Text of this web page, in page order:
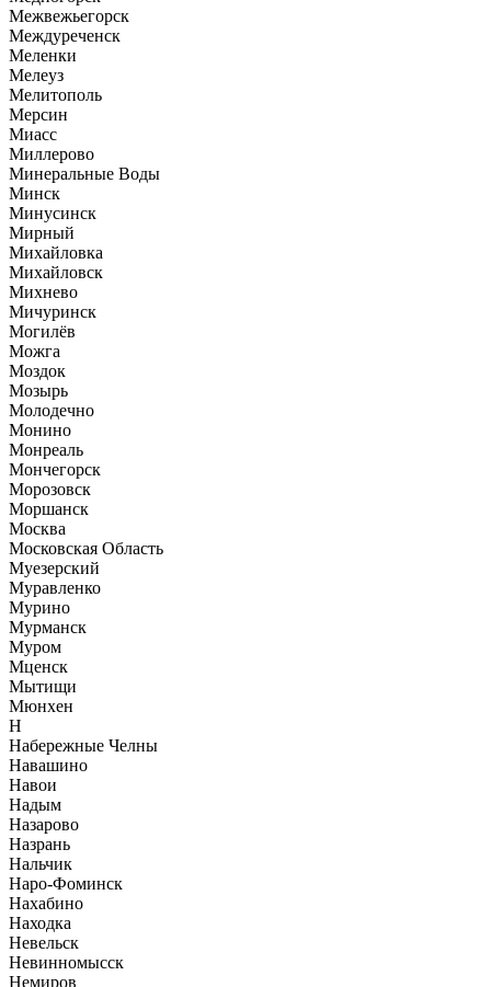
Межвежьегорск
Междуреченск
Меленки
Мелеуз
Мелитополь
Мерсин
Миасс
Миллерово
Минеральные Воды
Минск
Минусинск
Мирный
Михайловка
Михайловск
Михнево
Мичуринск
Могилёв
Можга
Моздок
Мозырь
Молодечно
Монино
Монреаль
Мончегорск
Морозовск
Моршанск
Москва
Московская Область
Муезерский
Муравленко
Мурино
Мурманск
Муром
Мценск
Мытищи
Мюнхен
Н
Набережные Челны
Навашино
Навои
Надым
Назарово
Назрань
Нальчик
Наро-Фоминск
Нахабино
Находка
Невельск
Невинномысск
Немиров